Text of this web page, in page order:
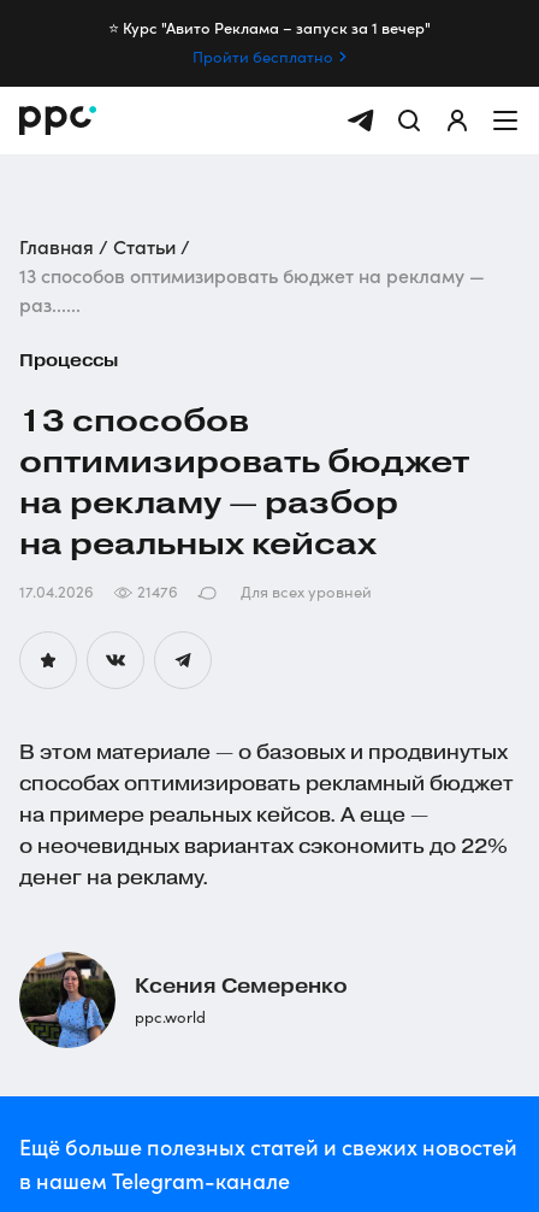
⭐️ Курс "Авито Реклама – запуск за 1 вечер"
Пройти бесплатно
Главная
Статьи
13 способов оптимизировать бюджет на рекламу —
раз......
Процессы
13 способов
оптимизировать бюджет
на рекламу — разбор
на реальных кейсах
17.04.2026 21476 Для всех уровней
В этом материале — о базовых и продвинутых
способах оптимизировать рекламный бюджет
на примере реальных кейсов. А еще —
о неочевидных вариантах сэкономить до 22%
денег на рекламу.
Ксения Семеренко
ppc.world
Ещё больше полезных статей и свежих новостей
в нашем Telegram-канале